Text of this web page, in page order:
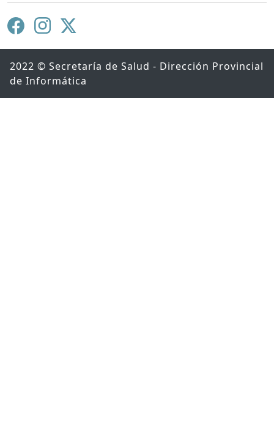
2022 © Secretaría de Salud - Dirección Provincial
de Informática